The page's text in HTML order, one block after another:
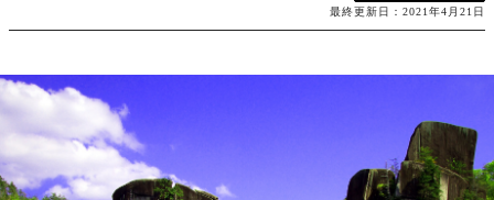
最終更新日：2021年4月21日